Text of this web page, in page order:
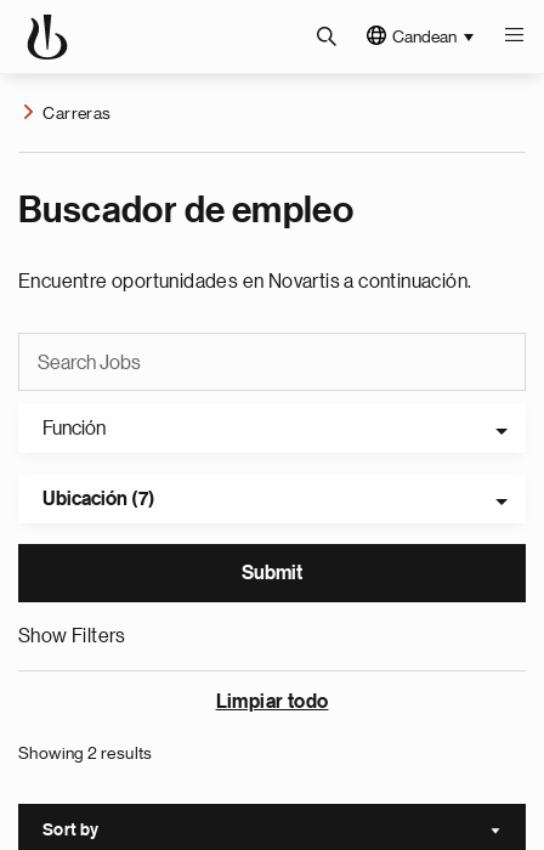
Candean
Carreras
Buscador de empleo
Encuentre oportunidades en Novartis a continuación.
Función
Ubicación (7)
Show Filters
Limpiar todo
Showing 2 results
Sort by Sort